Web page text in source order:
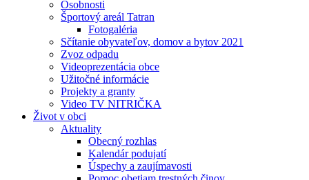
Osobnosti
Športový areál Tatran
Fotogaléria
Sčítanie obyvateľov, domov a bytov 2021
Zvoz odpadu
Videoprezentácia obce
Užitočné informácie
Projekty a granty
Video TV NITRIČKA
Život v obci
Aktuality
Obecný rozhlas
Kalendár podujatí
Úspechy a zaujímavosti